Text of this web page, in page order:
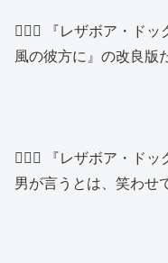
👱🏻‍♀️ 『レザボア・ド
風の彼方に』の改良版
🙍🏻‍♂️ 『レザボア・ド
男が言うとは、笑わせ